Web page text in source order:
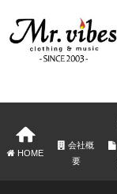
HOME
会社概
要